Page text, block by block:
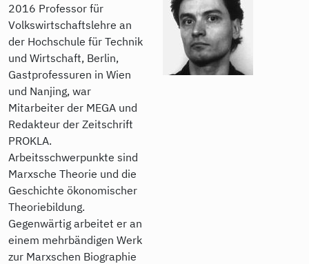
2016 Professor für
Volkswirtschaftslehre an
der Hochschule für Technik
und Wirtschaft, Berlin,
Gastprofessuren in Wien
und Nanjing, war
Mitarbeiter der MEGA und
Redakteur der Zeitschrift
PROKLA.
Arbeitsschwerpunkte sind
Marxsche Theorie und die
Geschichte ökonomischer
Theoriebildung.
Gegenwärtig arbeitet er an
einem mehrbändigen Werk
zur Marxschen Biographie